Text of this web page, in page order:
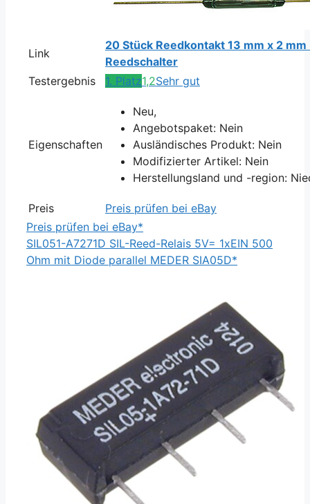
Link
20 Stück Reedkontakt 13 mm x 2
Reedschalter
Testergebnis
1. Platz1,2Sehr gut
Eigenschaften
Neu,
Angebotspaket: Nein
Ausländisches Produkt: Nein
Modifizierter Artikel: Nein
Herstellungsland und -region:
Preis
Preis prüfen bei eBay
Preis prüfen bei eBay*
SIL051-A7271D SIL-Reed-Relais 5V= 1xEIN 500
Ohm mit Diode parallel MEDER SIA05D*